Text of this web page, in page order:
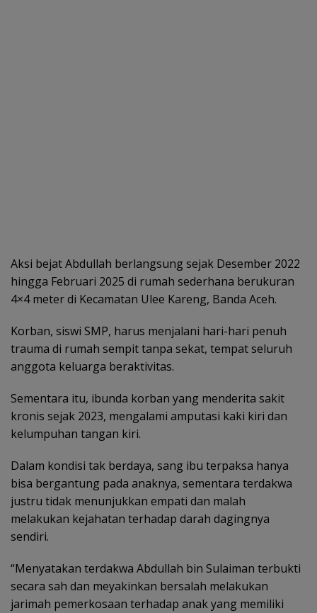
Aksi bejat Abdullah berlangsung sejak Desember 2022
hingga Februari 2025 di rumah sederhana berukuran
4×4 meter di Kecamatan Ulee Kareng, Banda Aceh.
Korban, siswi SMP, harus menjalani hari-hari penuh
trauma di rumah sempit tanpa sekat, tempat seluruh
anggota keluarga beraktivitas.
Sementara itu, ibunda korban yang menderita sakit
kronis sejak 2023, mengalami amputasi kaki kiri dan
kelumpuhan tangan kiri.
Dalam kondisi tak berdaya, sang ibu terpaksa hanya
bisa bergantung pada anaknya, sementara terdakwa
justru tidak menunjukkan empati dan malah
melakukan kejahatan terhadap darah dagingnya
sendiri.
“Menyatakan terdakwa Abdullah bin Sulaiman terbukti
secara sah dan meyakinkan bersalah melakukan
jarimah pemerkosaan terhadap anak yang memiliki